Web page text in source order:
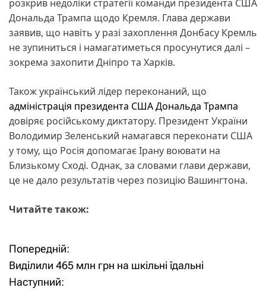
розкрив недоліки стратегії команди президента США
Дональда Трампа щодо Кремля. Глава держави
заявив, що навіть у разі захоплення Донбасу Кремль
не зупиниться і намагатиметься просунутися далі –
зокрема захопити Дніпро та Харків.
Також український лідер переконаний, що
адміністрація президента США Дональда Трампа
довіряє російському диктатору. Президент України
Володимир Зеленський намагався переконати США
у тому, що Росія допомагає Ірану воювати на
Близькому Сході. Однак, за словами глави держави,
це не дало результатів через позицію Вашингтона.
Читайте також:
Н
а
Попередній:
Виділили 465 млн грн на шкільні їдальні
Наступний: